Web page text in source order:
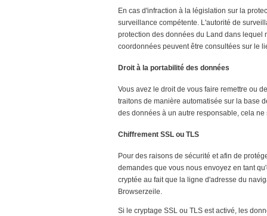
En cas d'infraction à la législation sur la
surveillance compétente. L'autorité de
protection des données du Land dans lequel
coordonnées peuvent être consultées sur le
Droit à la portabilité des données
Vous avez le droit de vous faire remettre ou
traitons de manière automatisée sur la base
des données à un autre responsable, cela
Chiffrement SSL ou TLS
Pour des raisons de sécurité et afin de
demandes que vous nous envoyez en tant
cryptée au fait que la ligne d'adresse du
Browserzeile.
Si le cryptage SSL ou TLS est activé, les